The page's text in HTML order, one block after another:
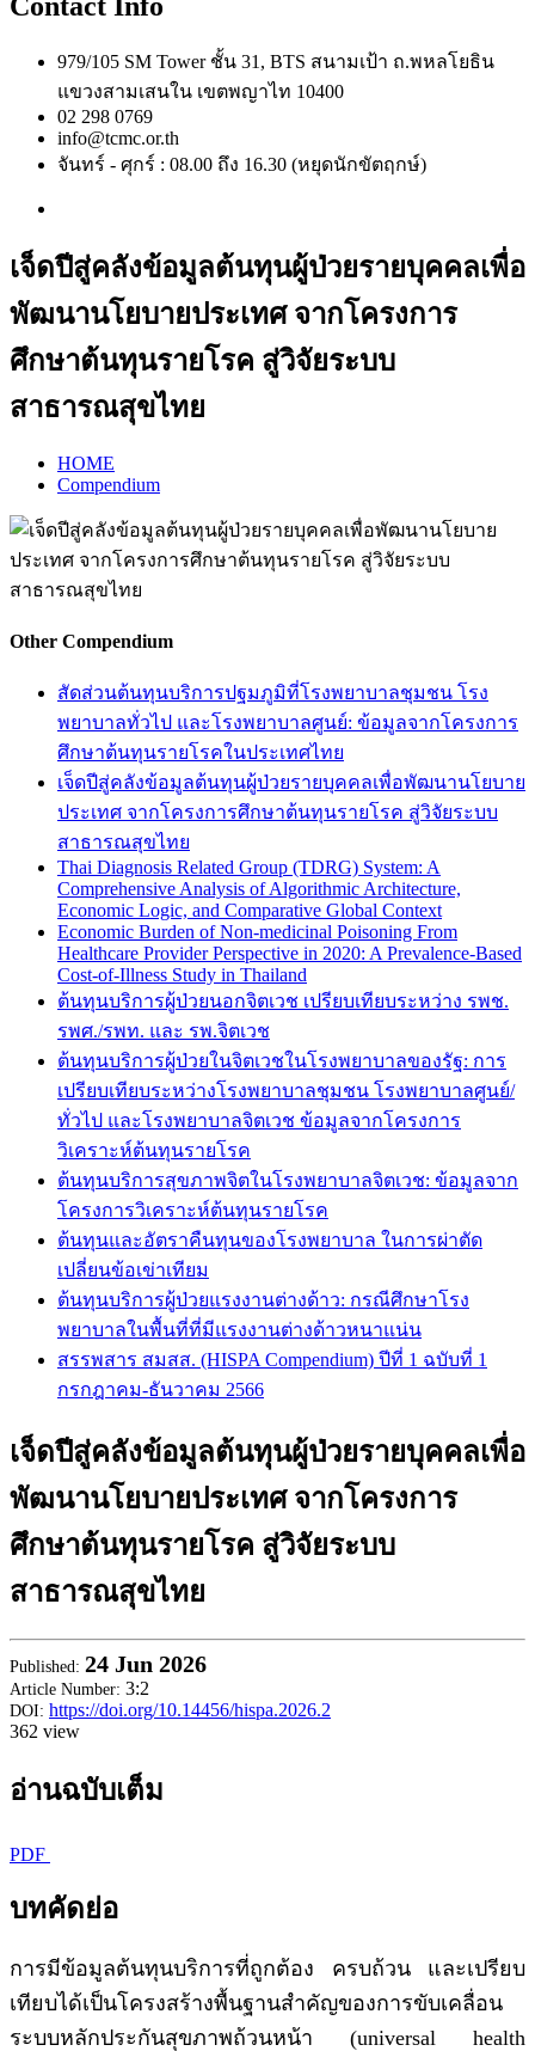
979/105 SM Tower ชั้น 31, BTS สนามเป้า ถ.พหลโยธิน
แขวงสามเสนใน เขตพญาไท 10400
02 298 0769
info@tcmc.or.th
จันทร์ - ศุกร์ : 08.00 ถึง 16.30 (หยุดนักขัตฤกษ์)
เจ็ดปีสู่คลังข้อมูลต้นทุนผู้ป่วยรายบุคคลเพื่อ
พัฒนานโยบายประเทศ จากโครงการ
ศึกษาต้นทุนรายโรค สู่วิจัยระบบ
สาธารณสุขไทย
HOME
Compendium
Other Compendium
สัดส่วนต้นทุนบริการปฐมภูมิที่โรงพยาบาลชุมชน โรง
พยาบาลทั่วไป และโรงพยาบาลศูนย์: ข้อมูลจากโครงการ
ศึกษาต้นทุนรายโรคในประเทศไทย
เจ็ดปีสู่คลังข้อมูลต้นทุนผู้ป่วยรายบุคคลเพื่อพัฒนานโยบาย
ประเทศ จากโครงการศึกษาต้นทุนรายโรค สู่วิจัยระบบ
สาธารณสุขไทย
Thai Diagnosis Related Group (TDRG) System: A
Comprehensive Analysis of Algorithmic Architecture,
Economic Logic, and Comparative Global Context
Economic Burden of Non-medicinal Poisoning From
Healthcare Provider Perspective in 2020: A Prevalence-Based
Cost-of-Illness Study in Thailand
ต้นทุนบริการผู้ป่วยนอกจิตเวช เปรียบเทียบระหว่าง รพช.
รพศ./รพท. และ รพ.จิตเวช
ต้นทุนบริการผู้ป่วยในจิตเวชในโรงพยาบาลของรัฐ: การ
เปรียบเทียบระหว่างโรงพยาบาลชุมชน โรงพยาบาลศูนย์/
ทั่วไป และโรงพยาบาลจิตเวช ข้อมูลจากโครงการ
วิเคราะห์ต้นทุนรายโรค
ต้นทุนบริการสุขภาพจิตในโรงพยาบาลจิตเวช: ข้อมูลจาก
โครงการวิเคราะห์ต้นทุนรายโรค
ต้นทุนและอัตราคืนทุนของโรงพยาบาล ในการผ่าตัด
เปลี่ยนข้อเข่าเทียม
ต้นทุนบริการผู้ป่วยแรงงานต่างด้าว: กรณีศึกษาโรง
พยาบาลในพื้นที่ที่มีแรงงานต่างด้าวหนาแน่น
สรรพสาร สมสส. (HISPA Compendium) ปีที่ 1 ฉบับที่ 1
กรกฎาคม-ธันวาคม 2566
เจ็ดปีสู่คลังข้อมูลต้นทุนผู้ป่วยรายบุคคลเพื่อ
พัฒนานโยบายประเทศ จากโครงการ
ศึกษาต้นทุนรายโรค สู่วิจัยระบบ
สาธารณสุขไทย
Published: 24 Jun 2026
Article Number: 3:2
DOI: https://doi.org/10.14456/hispa.2026.2
362 view
อ่านฉบับเต็ม
PDF
บทคัดย่อ
การมีข้อมูลต้นทุนบริการที่ถูกต้อง ครบถ้วน และเปรียบ
เทียบได้เป็นโครงสร้างพื้นฐานสำคัญของการขับเคลื่อน
ระบบหลักประกันสุขภาพถ้วนหน้า (universal health